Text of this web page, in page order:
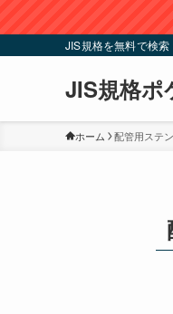
JIS規格を無料で検
JIS規格ポ
ホーム 配管用ステ